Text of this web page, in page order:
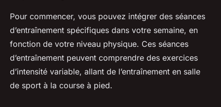
Pour commencer, vous pouvez intégrer des séances
d’entraînement spécifiques dans votre semaine, en
fonction de votre niveau physique. Ces séances
d’entraînement peuvent comprendre des exercices
d’intensité variable, allant de l’entraînement en salle
de sport à la course à pied.